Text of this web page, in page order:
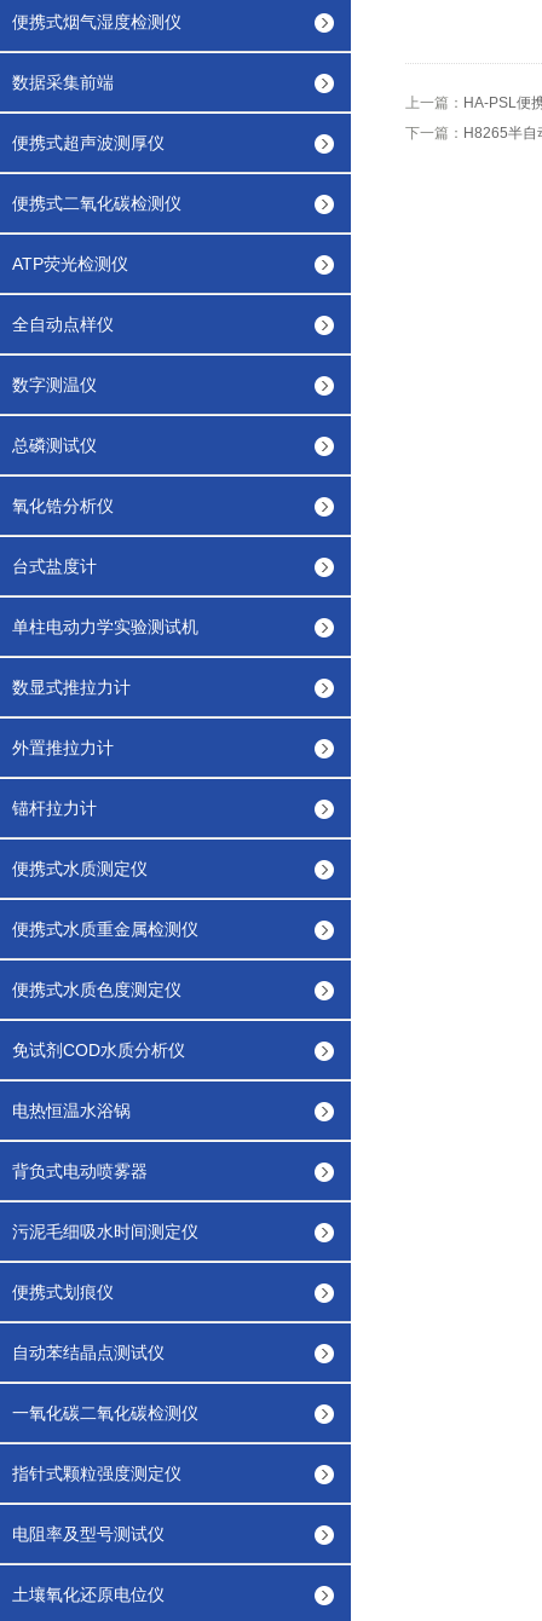
便携式烟气湿度检测仪
数据采集前端
便携式超声波测厚仪
便携式二氧化碳检测仪
ATP荧光检测仪
全自动点样仪
数字测温仪
总磷测试仪
氧化锆分析仪
台式盐度计
单柱电动力学实验测试机
数显式推拉力计
外置推拉力计
锚杆拉力计
便携式水质测定仪
便携式水质重金属检测仪
便携式水质色度测定仪
免试剂COD水质分析仪
电热恒温水浴锅
背负式电动喷雾器
污泥毛细吸水时间测定仪
便携式划痕仪
自动苯结晶点测试仪
一氧化碳二氧化碳检测仪
指针式颗粒强度测定仪
电阻率及型号测试仪
土壤氧化还原电位仪
上一篇： HA-PSL便
下一篇： H8265半自